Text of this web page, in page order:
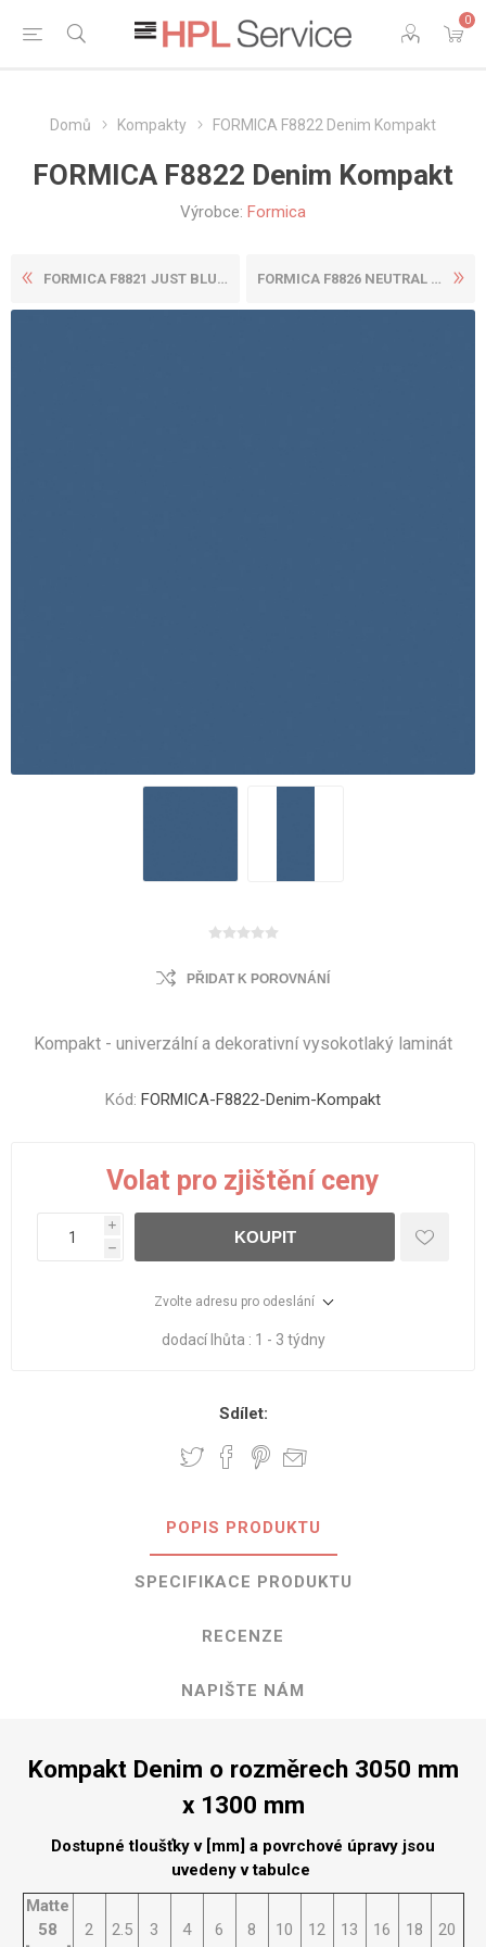
0
Domů Kompakty FORMICA F8822 Denim Kompakt
FORMICA F8822 Denim Kompakt
Výrobce: Formica
FORMICA F8821 JUST BLUE KOM... FORMICA F8826 NEUTRAL TWILL...
PŘIDAT K POROVNÁNÍ
Kompakt - univerzální a dekorativní vysokotlaký laminát
Kód: FORMICA-F8822-Denim-Kompakt
Volat pro zjištění ceny
i
h
KOUPIT
Zvolte adresu pro odeslání
dodací lhůta : 1 - 3 týdny
Sdílet:
POPIS PRODUKTU
SPECIFIKACE PRODUKTU
RECENZE
NAPIŠTE NÁM
Kompakt Denim o rozměrech 3050 mm
x 1300 mm
Dostupné tloušťky v [mm] a povrchové úpravy jsou
uvedeny v tabulce
Matte
58
2 2.5 3 4 6 8 10 12 13 16 18 20